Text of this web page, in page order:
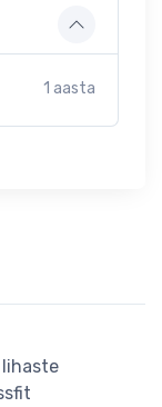
1 aasta
lihaste